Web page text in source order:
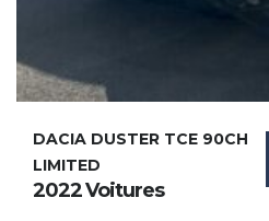
DACIA DUSTER TCE 90CH
LIMITED
2022 Voitures